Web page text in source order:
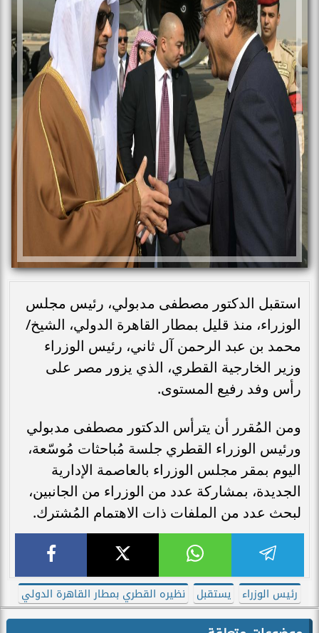
استقبل الدكتور مصطفى مدبولي، رئيس مجلس
الوزراء، منذ قليل بمطار القاهرة الدولي، الشيخ/
محمد بن عبد الرحمن آل ثاني، رئيس الوزراء
وزير الخارجية القطري، الذي يزور مصر على
رأس وفد رفيع المستوى.
ومن المُقرر أن يترأس الدكتور مصطفى مدبولي
ورئيس الوزراء القطري جلسة مُباحثات مُوسّعة،
اليوم بمقر مجلس الوزراء بالعاصمة الإدارية
الجديدة، بمشاركة عدد من الوزراء من الجانبين،
لبحث عدد من الملفات ذات الاهتمام المُشترك.
رئيس الوزراء يستقبل نظيره القطري بمطار القاهرة الدولي